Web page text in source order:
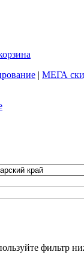
| МЕГА
фильтр